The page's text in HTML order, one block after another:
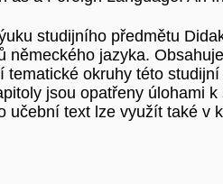
studijního předmětu
jazyka.
okruhy této
jsou opatřeny úlohami
učební text lze využít také v